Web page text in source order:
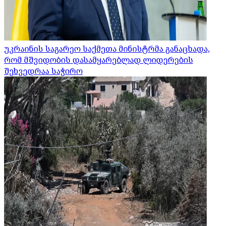
უკრაინის საგარეო საქმეთა მინისტრმა განაცხადა,
რომ მშვიდობის დასამყარებლად ლიდერების
შეხვედრაა საჭირო